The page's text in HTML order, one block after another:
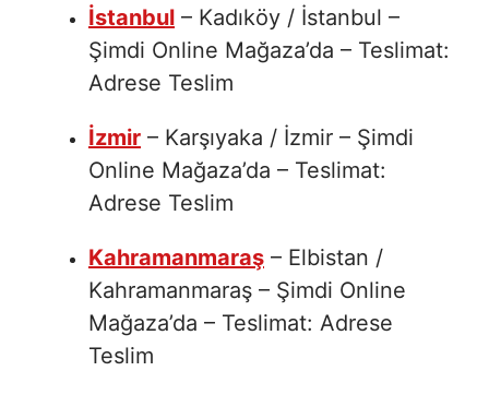
İstanbul – Kadıköy / İstanbul –
Şimdi Online Mağaza’da – Teslimat:
Adrese Teslim
İzmir – Karşıyaka / İzmir – Şimdi
Online Mağaza’da – Teslimat:
Adrese Teslim
Kahramanmaraş – Elbistan /
Kahramanmaraş – Şimdi Online
Mağaza’da – Teslimat: Adrese
Teslim